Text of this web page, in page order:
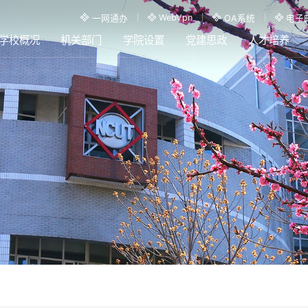
一网通办 WebVpn OA系统 电子
校概况 机关部门 学院设置 党建思政 人才培养